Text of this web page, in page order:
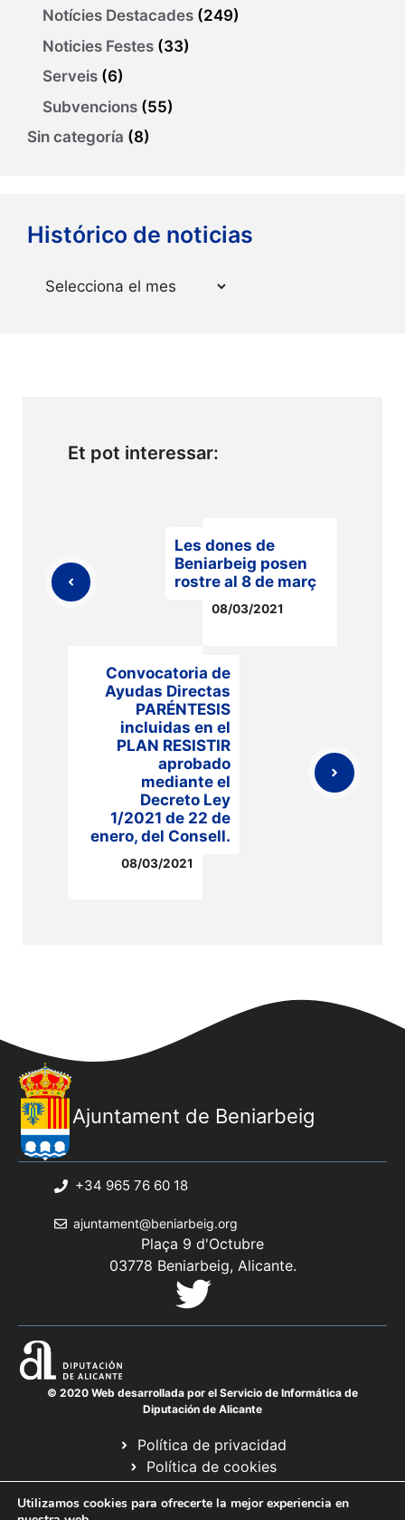
Notícies Destacades (249)
Noticies Festes (33)
Serveis (6)
Subvencions (55)
Sin categoría (8)
Histórico de noticias
Arxius
Et pot interessar:
Les dones de
Beniarbeig posen
rostre al 8 de març
08/03/2021
Convocatoria de
Ayudas Directas
PARÉNTESIS
incluidas en el
PLAN RESISTIR
aprobado
mediante el
Decreto Ley
1/2021 de 22 de
enero, del Consell.
08/03/2021
Ajuntament de Beniarbeig
+34 965 76 60 18
ajuntament@beniarbeig.org
Plaça 9 d'Octubre
03778 Beniarbeig, Alicante.
© 2020 Web desarrollada por el Servicio de Informática de
Diputación de Alicante
Política de privacidad
Política de cookies
Mapa web
Utilizamos cookies para ofrecerte la mejor experiencia en